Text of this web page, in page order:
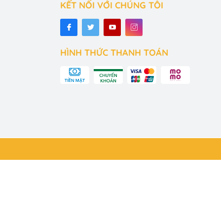
chơi yêu
đồ chơi được
KẾT NỐI VỚI CHÚNG TÔI
HÌNH THỨC THANH TOÁN